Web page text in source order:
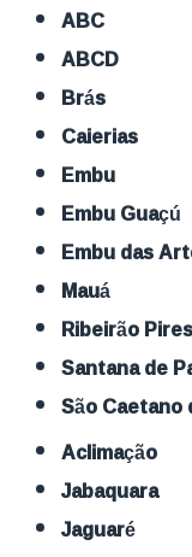
ABC
ABCD
Brás
Caierias
Embu
Embu Guaçú
Embu das
Mauá
Ribeirão Pires
Santana de
São
Aclimação
Jabaquara
Jaguaré